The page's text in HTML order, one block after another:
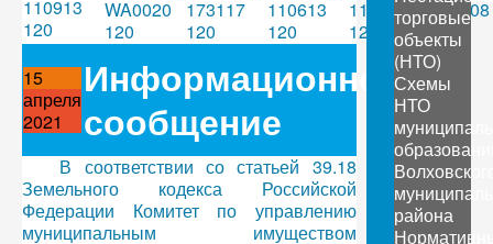
15
апреля
2021
Информационное
сообщение
В соответствии со статьей 39.18
Земельного кодекса Российской
Федерации Комитет по управлению
муниципальным имуществом
торговые
объекты
(НТО)
Схемы
НТО
района